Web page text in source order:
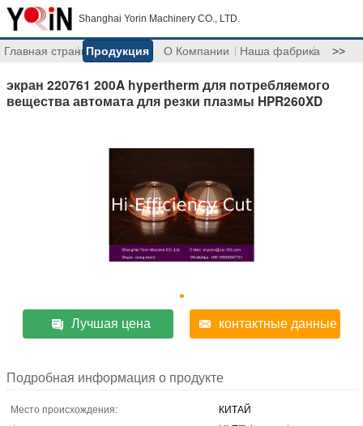
Shanghai Yorin Machinery CO., LTD.
Главная страницаПродукция О Компании Наша фабрика >>
экран 220761 200A hypertherm для потребляемого
вещества автомата для резки плазмы HPR260XD
Лучшая цена контактные данные
Подробная информация о продукте
Место происхождения:
КИТАЙ